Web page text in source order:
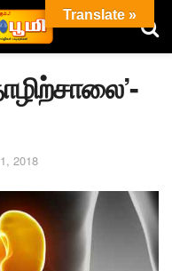
2018
Translate »